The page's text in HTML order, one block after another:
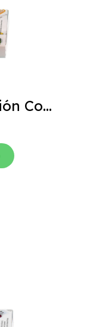
ABC de la Alimentación Complementaria 4ta edición